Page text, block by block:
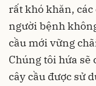
rất khó khăn,
người bệnh
cầu mới vững
Chúng tôi hứa sẽ
cây cầu được sử